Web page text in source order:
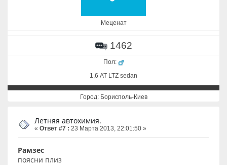
Меценат
1462
Пол:
1,6 АТ LTZ sedan
Город: Борисполь-Киев
Летняя автохимия.
« Ответ #7 : 23 Марта 2013, 22:01:50 »
Рамзес
поясни плиз